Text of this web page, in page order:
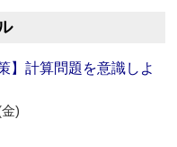
】計算問題を意識しよ
)